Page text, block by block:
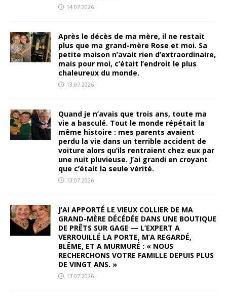
14.07.2026
Après le décès de ma mère, il ne restait
plus que ma grand-mère Rose et moi. Sa
petite maison n’avait rien d’extraordinaire,
mais pour moi, c’était l’endroit le plus
chaleureux du monde.
13.07.2026
Quand je n’avais que trois ans, toute ma
vie a basculé. Tout le monde répétait la
même histoire : mes parents avaient
perdu la vie dans un terrible accident de
voiture alors qu’ils rentraient chez eux par
une nuit pluvieuse. J’ai grandi en croyant
que c’était la seule vérité.
13.07.2026
J’AI APPORTÉ LE VIEUX COLLIER DE MA
GRAND-MÈRE DÉCÉDÉE DANS UNE BOUTIQUE
DE PRÊTS SUR GAGE — L’EXPERT A
VERROUILLÉ LA PORTE, M’A REGARDÉ,
BLÊME, ET A MURMURÉ : « NOUS
RECHERCHONS VOTRE FAMILLE DEPUIS PLUS
DE VINGT ANS. »
13.07.2026